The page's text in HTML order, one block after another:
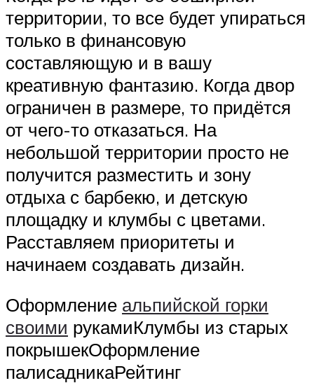
территории, то все будет упираться
только в финансовую
составляющую и в вашу
креативную фантазию. Когда двор
ограничен в размере, то придётся
от чего-то отказаться. На
небольшой территории просто не
получится разместить и зону
отдыха с барбекю, и детскую
площадку и клумбы с цветами.
Расставляем приоритеты и
начинаем создавать дизайн.
Оформление альпийской горки
своими рукамиКлумбы из старых
покрышекОформление
палисадникаРейтинг